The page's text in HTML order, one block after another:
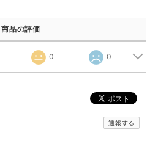
商品の評価
0 0
通報する